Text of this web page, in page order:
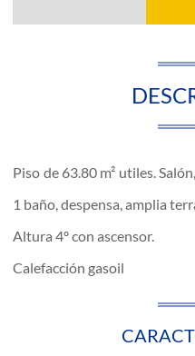
Piso de 63.80 m² utiles.
1 baño, despensa, amplia
Altura 4º con ascensor.
Calefacción gasoil